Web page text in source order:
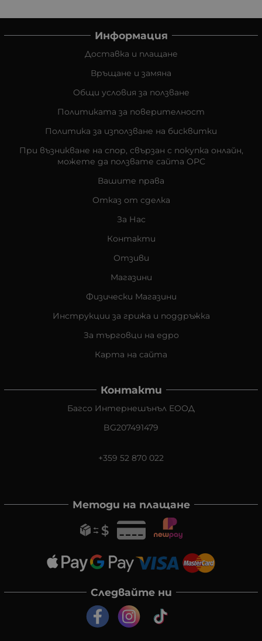
Информация
Доставка и плащане
Връщане и замяна
Общи условия за ползване
Политиката за поверителност
Политика за използване на бисквитки
При възникване на спор, свързан с покупка онлайн,
можете да ползвате сайта ОРС
Вашите права
Отказ от сделка
За Нас
Контакти
Отзиви
Магазини
Физически Магазини
Инструкции за грижа и поддръжка
За търговци на едро
Карта на сайта
Контакти
Багсо Интернешънъл ЕООД
BG207491479
+359 52 870 022
Методи на плащане
Следвайте ни